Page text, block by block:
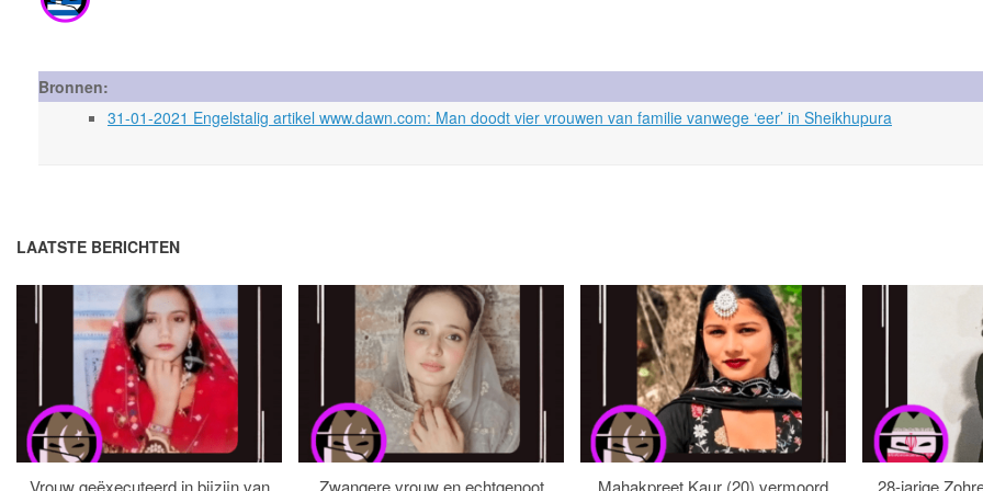
Bronnen:
31-01-2021 Engelstalig artikel www.dawn.com: Man doodt vier vrouwen van familie vanwege ‘eer’ in Sheikhupura
LAATSTE BERICHTEN
Vrouw geëxecuteerd in bijzijn van Zwangere vrouw en echtgenoot Mahakpreet Kaur (20) vermoord 28-jarige